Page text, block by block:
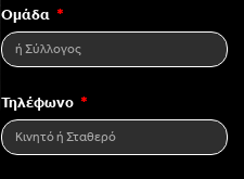
Ομάδα
Τηλέφωνο